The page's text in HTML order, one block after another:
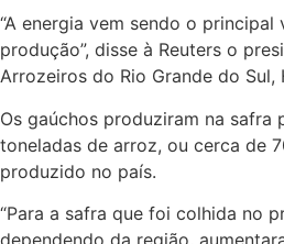
“A energia vem sendo o
produção”, disse à Reuters o
Arrozeiros do Rio Grande do Sul,
Os gaúchos produziram na safra
toneladas de arroz, ou cerca de
produzido no país.
“Para a safra que foi colhida no
dependendo da região,